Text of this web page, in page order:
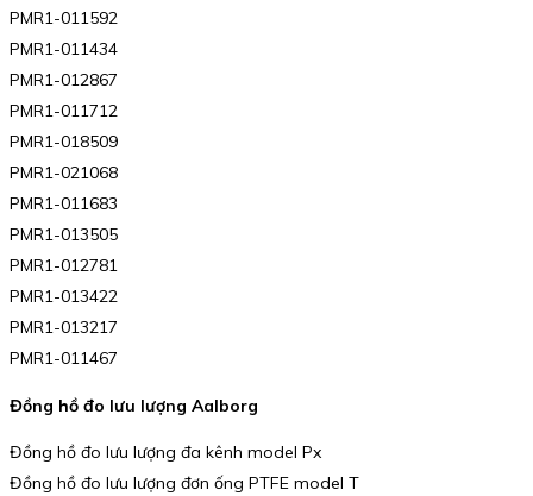
PMR1-011592
PMR1-011434
PMR1-012867
PMR1-011712
PMR1-018509
PMR1-021068
PMR1-011683
PMR1-013505
PMR1-012781
PMR1-013422
PMR1-013217
PMR1-011467
Đồng hồ đo lưu lượng Aalborg
Đồng hồ đo lưu lượng đa kênh model Px
Đồng hồ đo lưu lượng đơn ống PTFE model T